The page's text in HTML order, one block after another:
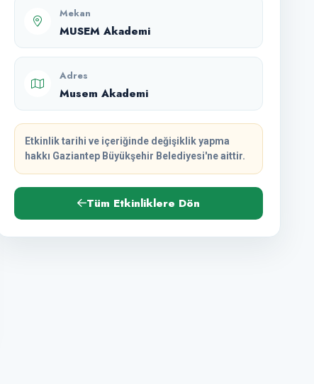
Mekan
MUSEM Akademi
Adres
Musem Akademi
Etkinlik tarihi ve içeriğinde değişiklik yapma
hakkı Gaziantep Büyükşehir Belediyesi'ne aittir.
Tüm Etkinliklere Dön